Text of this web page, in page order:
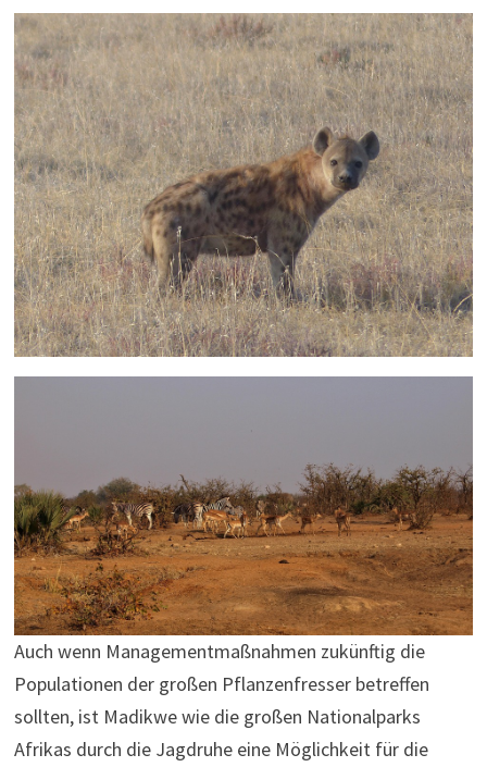
Auch wenn Managementmaßnahmen zukünftig die
Populationen der großen Pflanzenfresser betreffen
sollten, ist Madikwe wie die großen Nationalparks
Afrikas durch die Jagdruhe eine Möglichkeit für die